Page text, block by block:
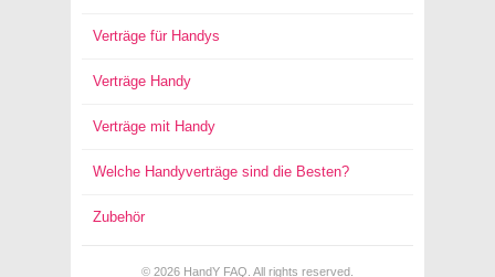
Verträge für Handys
Verträge Handy
Verträge mit Handy
Welche Handyverträge sind die Besten?
Zubehör
© 2026 HandY FAQ . All rights reserved.